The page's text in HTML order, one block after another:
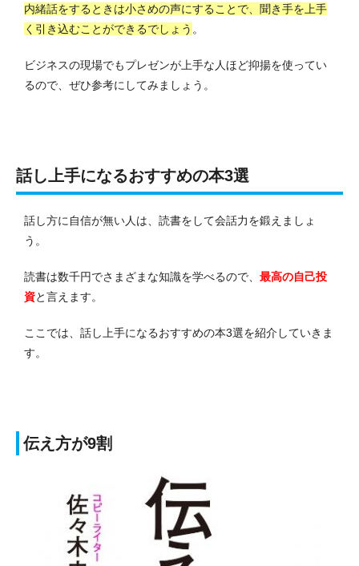
内緒話をするときは小さめの声にすることで、聞き手を上手
く引き込むことができるでしょう 。
ビジネスの現場でもプレゼンが上手な人ほど抑揚を使ってい
るので、ぜひ参考にしてみましょう。
話し上手になるおすすめの本3選
話し方に自信が無い人は、読書をして会話力を鍛えましょ
う。
読書は数千円でさまざまな知識を学べるので、 最高の自己投
資と言えます。
ここでは、話し上手になるおすすめの本3選を紹介していきま
す。
伝え方が9割